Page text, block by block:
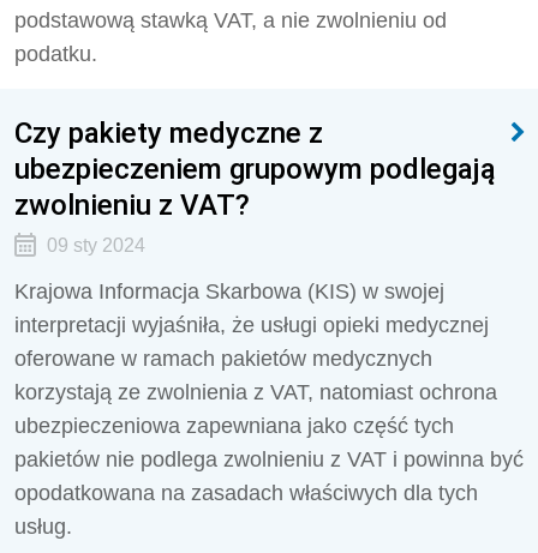
podstawową stawką VAT, a nie zwolnieniu od
podatku.
Czy pakiety medyczne z
ubezpieczeniem grupowym podlegają
zwolnieniu z VAT?
09 sty 2024
Krajowa Informacja Skarbowa (KIS) w swojej
interpretacji wyjaśniła, że usługi opieki medycznej
oferowane w ramach pakietów medycznych
korzystają ze zwolnienia z VAT, natomiast ochrona
ubezpieczeniowa zapewniana jako część tych
pakietów nie podlega zwolnieniu z VAT i powinna być
opodatkowana na zasadach właściwych dla tych
usług.